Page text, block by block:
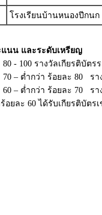
โรงเรียนบ้านหนองปีกนก
แนน และระดับเหรียญ
80 - 100 รางวัลเกียรติบัตร
70 – ต่ำกว่า ร้อยละ 80 ร
60 – ต่ำกว่า ร้อยละ 70 ร
อยละ 60 ได้รับเกียรติบัตร